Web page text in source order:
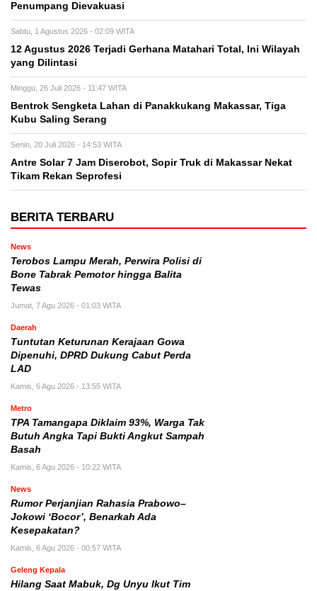
Penumpang Dievakuasi
Sabtu, 1 Agustus 2026 - 02:09 WITA
12 Agustus 2026 Terjadi Gerhana Matahari Total, Ini Wilayah
yang Dilintasi
Minggu, 26 Juli 2026 - 11:47 WITA
Bentrok Sengketa Lahan di Panakkukang Makassar, Tiga
Kubu Saling Serang
Senin, 20 Juli 2026 - 14:53 WITA
Antre Solar 7 Jam Diserobot, Sopir Truk di Makassar Nekat
Tikam Rekan Seprofesi
BERITA TERBARU
News
Terobos Lampu Merah, Perwira Polisi di
Bone Tabrak Pemotor hingga Balita
Tewas
Jumat, 7 Agu 2026 - 01:03 WITA
Daerah
Tuntutan Keturunan Kerajaan Gowa
Dipenuhi, DPRD Dukung Cabut Perda
LAD
Kamis, 6 Agu 2026 - 13:55 WITA
Metro
TPA Tamangapa Diklaim 93%, Warga Tak
Butuh Angka Tapi Bukti Angkut Sampah
Basah
Kamis, 6 Agu 2026 - 10:22 WITA
News
Rumor Perjanjian Rahasia Prabowo–
Jokowi ‘Bocor’, Benarkah Ada
Kesepakatan?
Kamis, 6 Agu 2026 - 00:57 WITA
Geleng Kepala
Hilang Saat Mabuk, Dg Unyu Ikut Tim